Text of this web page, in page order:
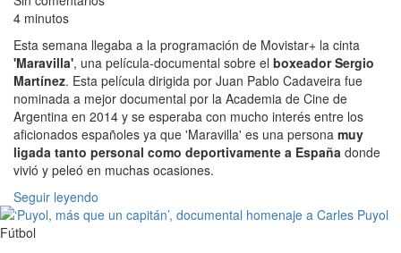
4 minutos
Esta semana llegaba a la programación de Movistar+ la cinta
'Maravilla', una película-documental sobre el boxeador Sergio
Martínez. Esta película dirigida por Juan Pablo Cadaveira fue
nominada a mejor documental por la Academia de Cine de
Argentina en 2014 y se esperaba con mucho interés entre los
aficionados españoles ya que 'Maravilla' es una persona muy
ligada tanto personal como deportivamente a España donde
vivió y peleó en muchas ocasiones.
Seguir leyendo
Fútbol